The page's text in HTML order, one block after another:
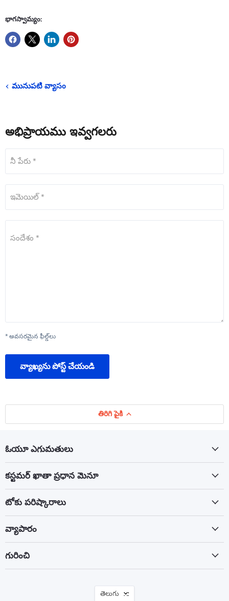
భాగస్వామ్యం:
మునుపటి వ్యాసం
అభిప్రాయము ఇవ్వగలరు
నీ పేరు *
ఇమెయిల్ *
సందేశం *
* అవసరమైన ఫీల్డ్‌లు
వ్యాఖ్యను పోస్ట్ చేయండి
తిరిగి పైకి
ఓయూ ఎగుమతులు
కస్టమర్ ఖాతా ప్రధాన మెనూ
టోకు పరిష్కారాలు
వ్యాపారం
గురించి
భాష
తెలుగు